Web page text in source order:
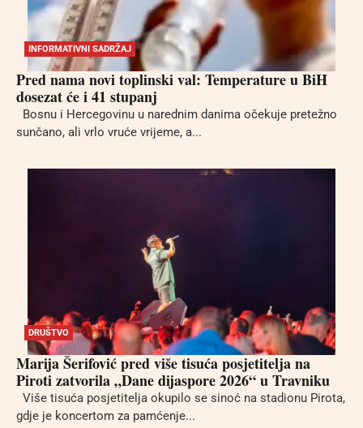
INFORMATIVNI SADRŽAJ
Pred nama novi toplinski val: Temperature u BiH
dosezat će i 41 stupanj
Bosnu i Hercegovinu u narednim danima očekuje pretežno
sunčano, ali vrlo vruće vrijeme, a...
DRUŠTVO
Marija Šerifović pred više tisuća posjetitelja na
Piroti zatvorila „Dane dijaspore 2026“ u Travniku
Više tisuća posjetitelja okupilo se sinoć na stadionu Pirota,
gdje je koncertom za pamćenje...